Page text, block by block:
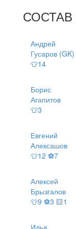
СОСТАВ
Андрей
Гусаров (GK)
👕14
Борис
Агапитов
👕3
Евгений
Алексашов
👕12 ⚽7
Алексей
Брызгалов
👕9 ⚽3 🟨1
Илья